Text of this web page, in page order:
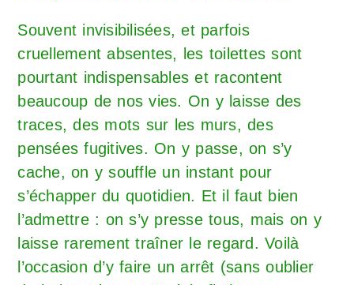
Souvent invisibilisées, et parfois
cruellement absentes, les toilettes sont
pourtant indispensables et racontent
beaucoup de nos vies. On y laisse des
traces, des mots sur les murs, des
pensées fugitives. On y passe, on s’y
cache, on y souffle un instant pour
s’échapper du quotidien. Et il faut bien
l’admettre : on s’y presse tous, mais on y
laisse rarement traîner le regard. Voilà
l’occasion d’y faire un arrêt (sans oublier